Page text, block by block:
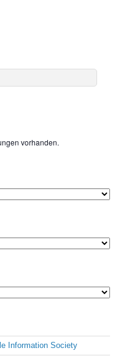
vorhanden.
Information Society